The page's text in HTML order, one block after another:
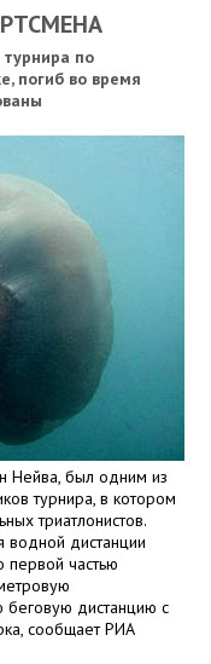
по
погиб во время
Нейва, был одним из
турнира, в котором
триатлонистов.
дистанции
первой частью
беговую дистанцию с
сообщает РИА